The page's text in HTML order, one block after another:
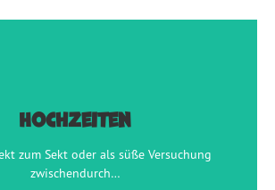
Hochzeiten
zum Sekt oder als süße Versuchung
zwischendurch…
zum Sekt oder als süße Versuchung
zwischendurch…